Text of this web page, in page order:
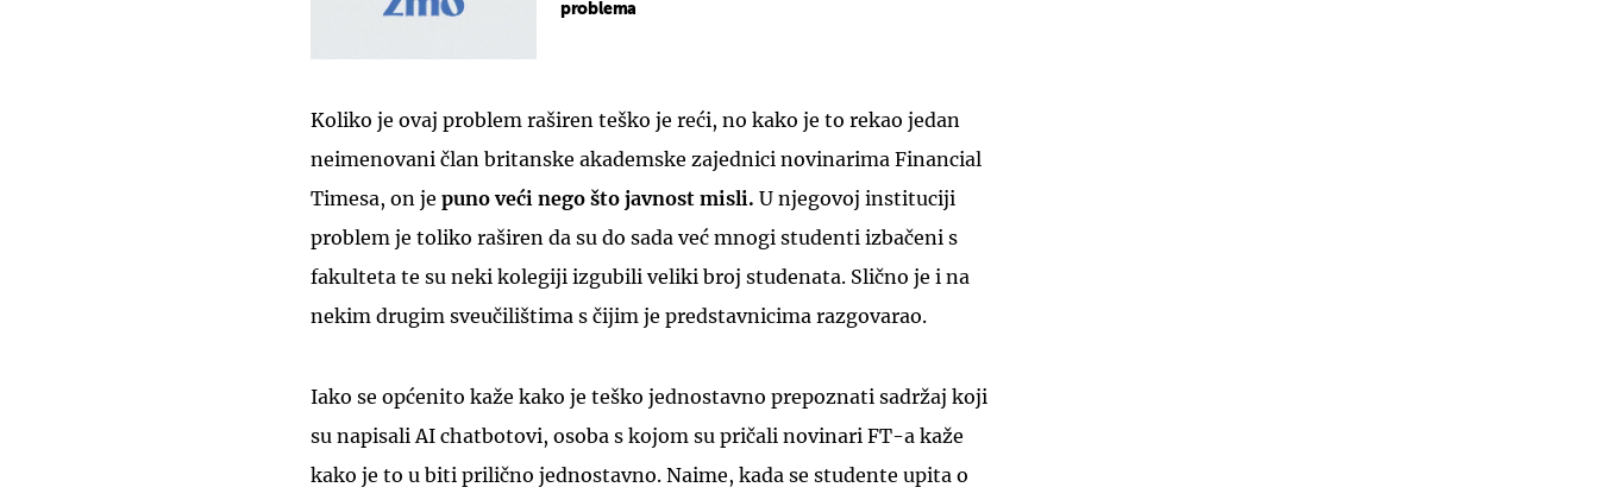
problema
Koliko je ovaj problem raširen teško je reći, no kako je to rekao jedan
neimenovani član britanske akademske zajednici novinarima Financial
Timesa, on je puno veći nego što javnost misli. U njegovoj instituciji
problem je toliko raširen da su do sada već mnogi studenti izbačeni s
fakulteta te su neki kolegiji izgubili veliki broj studenata. Slično je i na
nekim drugim sveučilištima s čijim je predstavnicima razgovarao.
Iako se općenito kaže kako je teško jednostavno prepoznati sadržaj koji
su napisali AI chatbotovi, osoba s kojom su pričali novinari FT-a kaže
kako je to u biti prilično jednostavno. Naime, kada se studente upita o
UKLJUČITE NOTIFIKACIJE